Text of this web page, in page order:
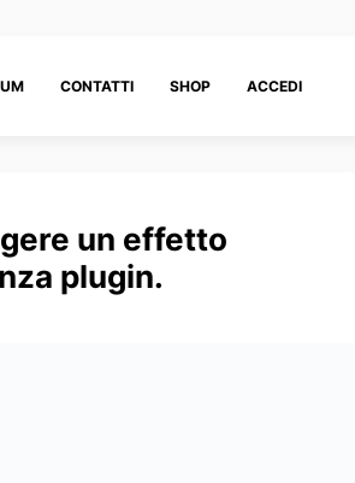
CONTATTI SHOP ACCEDI
un effetto
plugin.